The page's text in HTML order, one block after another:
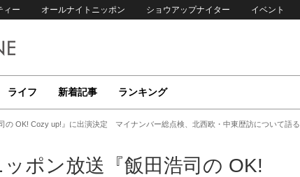
ィー オールナイトニッポン ショウアップナイター イベント
ライフ 新着記事 ランキング
の OK! Cozy up!』に出演決定 マイナンバー総点検、北西欧・中東歴訪について語る
ポン放送『飯田浩司の OK!